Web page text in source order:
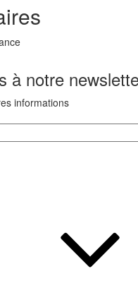
à notre
informations